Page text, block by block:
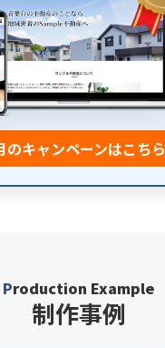
のキャンペーンはこちら
Production Example
制作事例